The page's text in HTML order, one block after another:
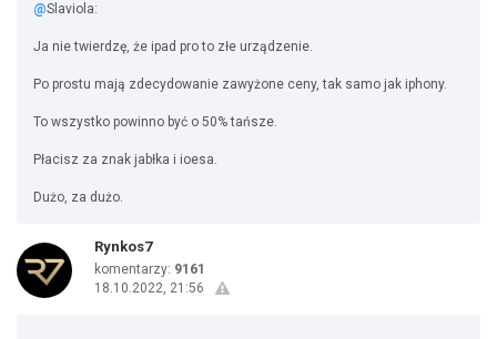
@Slaviola:
Ja nie twierdzę, że ipad pro to złe urządzenie.
Po prostu mają zdecydowanie zawyżone ceny, tak samo jak iphony.
To wszystko powinno być o 50% tańsze.
Płacisz za znak jabłka i ioesa.
Dużo, za dużo.
Rynkos7
komentarzy: 9161
18.10.2022, 21:56